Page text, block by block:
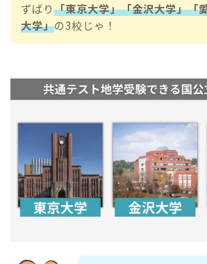
ずばり「東京大学」「金沢大学」「
大学」の3校じゃ！